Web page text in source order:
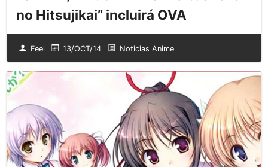
no Hitsujikai” incluirá OVA
Feel 13/OCT/14 Noticias Anime